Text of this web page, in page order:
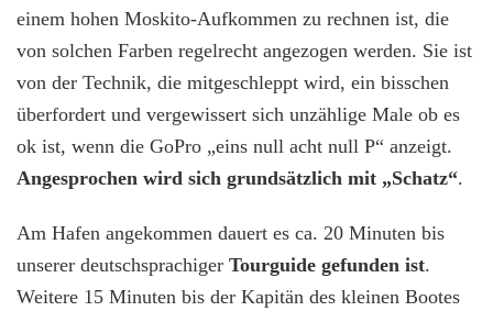
einem hohen Moskito-Aufkommen zu rechnen ist, die
von solchen Farben regelrecht angezogen werden. Sie ist
von der Technik, die mitgeschleppt wird, ein bisschen
überfordert und vergewissert sich unzählige Male ob es
ok ist, wenn die GoPro „eins null acht null P“ anzeigt.
Angesprochen wird sich grundsätzlich mit „Schatz“.
Am Hafen angekommen dauert es ca. 20 Minuten bis
unserer deutschsprachiger Tourguide gefunden ist.
Weitere 15 Minuten bis der Kapitän des kleinen Bootes